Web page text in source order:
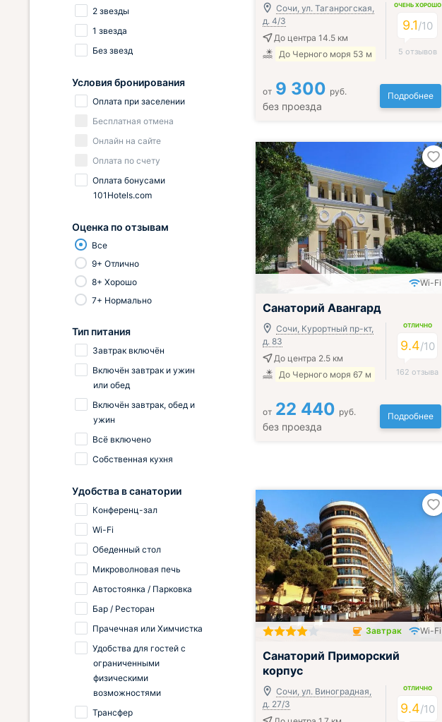
Сочи, ул. Таганрогская,
д. 4/3
До центра 14.5 км
До Черного моря 53 м
ОЧЕНЬ ХОРОШО
9.1/10
5 отзывов
от 9 300 руб.
без проезда
Подробнее
Включён завтрак, обед и ужин
Wi-Fi
Санаторий Авангард
Сочи, Курортный пр-кт,
д. 83
До центра 2.5 км
До Черного моря 67 м
ОТЛИЧНО
9.4/10
162 отзыва
от 22 440 руб.
без проезда
Подробнее
Завтрак включён
Завтрак Wi-Fi
Санаторий Приморский
корпус
Сочи, ул. Виноградная,
д. 27/3
ОТЛИЧНО
9.4/10
2 звезды
1 звезда
Без звезд
Условия бронирования
Оплата при заселении
Бесплатная отмена
Онлайн на сайте
Оплата по счету
Оплата бонусами
101Hotels.com
Оценка по отзывам
Все
9+ Отлично
8+ Хорошо
7+ Нормально
Тип питания
Завтрак включён
Включён завтрак и ужин
или обед
Включён завтрак, обед и
ужин
Всё включено
Собственная кухня
Удобства в санатории
Конференц-зал
Wi-Fi
Обеденный стол
Микроволновая печь
Автостоянка / Парковка
Бар / Ресторан
Прачечная или Химчистка
Удобства для гостей с
ограниченными
физическими
возможностями
Трансфер